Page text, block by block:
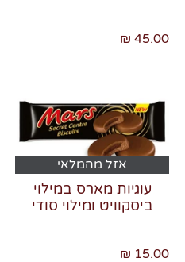
45.00 ₪
אזל מהמלאי
עוגיות מארס במילוי
ביסקוויט ומילוי סודי
15.00 ₪